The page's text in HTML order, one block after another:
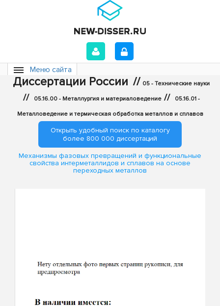
Меню сайта
Диссертации России // 05 - Технические науки
// 05.16.00 - Металлургия и материаловедение // 05.16.01 -
Металловедение и термическая обработка металлов и сплавов
Открыть удобный поиск по каталогу
более 800 000 диссертаций
Механизмы фазовых превращений и функциональные
свойства интерметаллидов и сплавов на основе
переходных металлов